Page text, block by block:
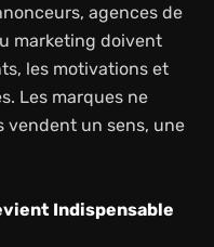
agences de
marketing doivent
les motivations et
Les marques ne
vendent un sens, une
Indispensable